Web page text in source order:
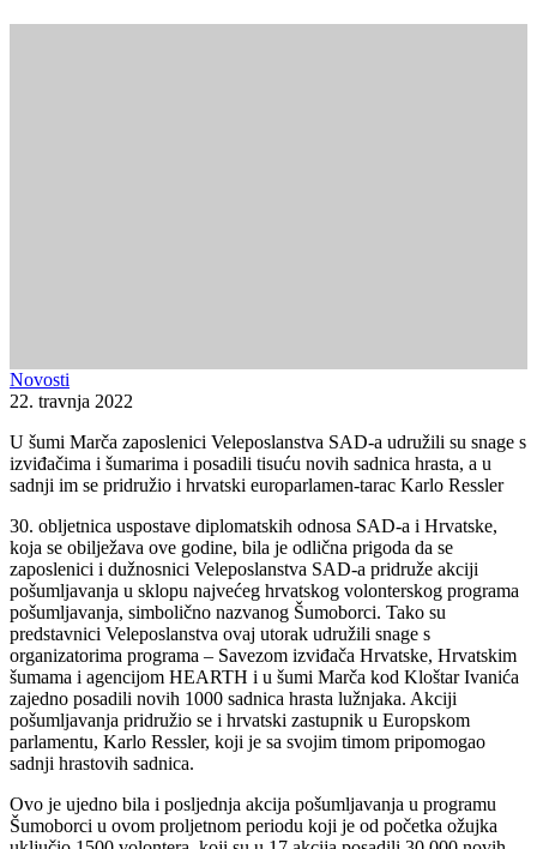
Novosti
22. travnja 2022
U šumi Marča zaposlenici Veleposlanstva SAD-a udružili su snage s
izviđačima i šumarima i posadili tisuću novih sadnica hrasta, a u
sadnji im se pridružio i hrvatski europarlamen-tarac Karlo Ressler
30. obljetnica uspostave diplomatskih odnosa SAD-a i Hrvatske,
koja se obilježava ove godine, bila je odlična prigoda da se
zaposlenici i dužnosnici Veleposlanstva SAD-a pridruže akciji
pošumljavanja u sklopu najvećeg hrvatskog volonterskog programa
pošumljavanja, simbolično nazvanog Šumoborci. Tako su
predstavnici Veleposlanstva ovaj utorak udružili snage s
organizatorima programa – Savezom izviđača Hrvatske, Hrvatskim
šumama i agencijom HEARTH i u šumi Marča kod Kloštar Ivanića
zajedno posadili novih 1000 sadnica hrasta lužnjaka. Akciji
pošumljavanja pridružio se i hrvatski zastupnik u Europskom
parlamentu, Karlo Ressler, koji je sa svojim timom pripomogao
sadnji hrastovih sadnica.
Ovo je ujedno bila i posljednja akcija pošumljavanja u programu
Šumoborci u ovom proljetnom periodu koji je od početka ožujka